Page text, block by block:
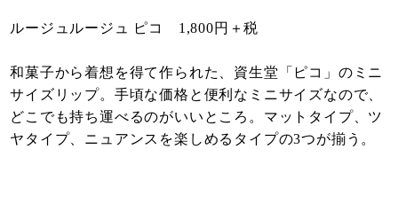
ルージュルージュ ピコ 1,800円＋税
和菓子から着想を得て作られた、資生堂「ピコ」のミニ
サイズリップ。手頃な価格と便利なミニサイズなので、
どこでも持ち運べるのがいいところ。マットタイプ、ツ
ヤタイプ、ニュアンスを楽しめるタイプの3つが揃う。